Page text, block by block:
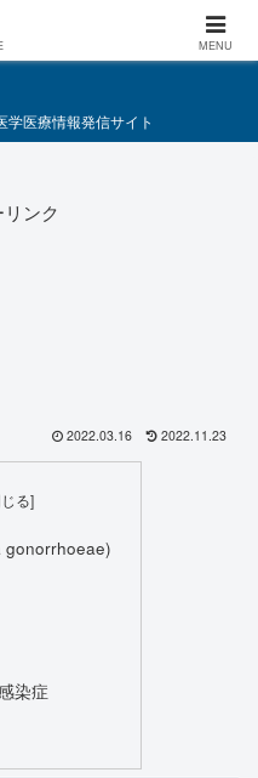
療施策要綱
医療情報発信サイト
ンク
2022.03.16 2022.11.23
gonorrhoeae)
染症
MENU